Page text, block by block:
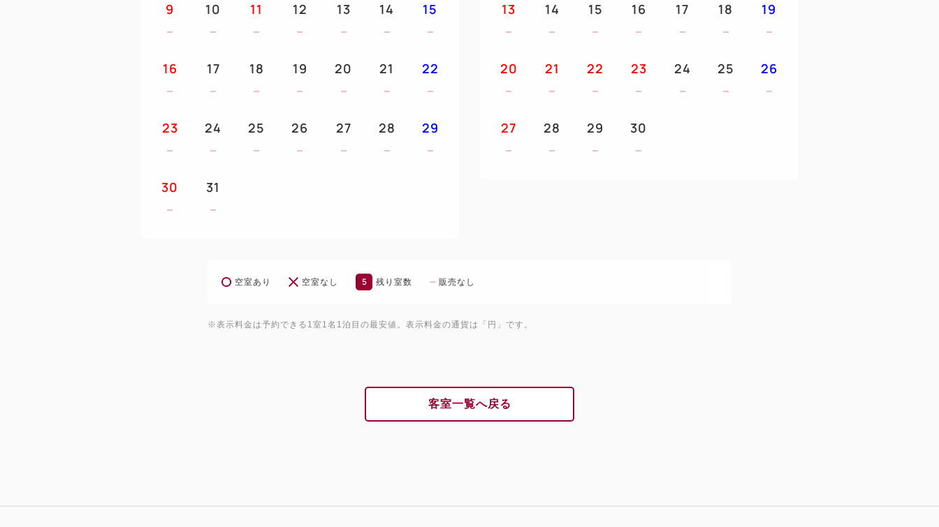
9 10 11 12 13 14 15
16 17 18 19 20 21 22
23 24 25 26 27 28 29
30 31
13 14 15 16 17 18 19
20 21 22 23 24 25 26
27 28 29 30
空室あり 空室なし 5 残り室数 販売なし
※表示料金は予約できる1室1名1泊目の最安値。表示料金の通貨は「円」です。
客室一覧へ戻る